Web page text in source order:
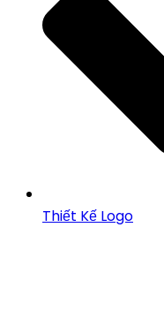
Thiết Kế Logo